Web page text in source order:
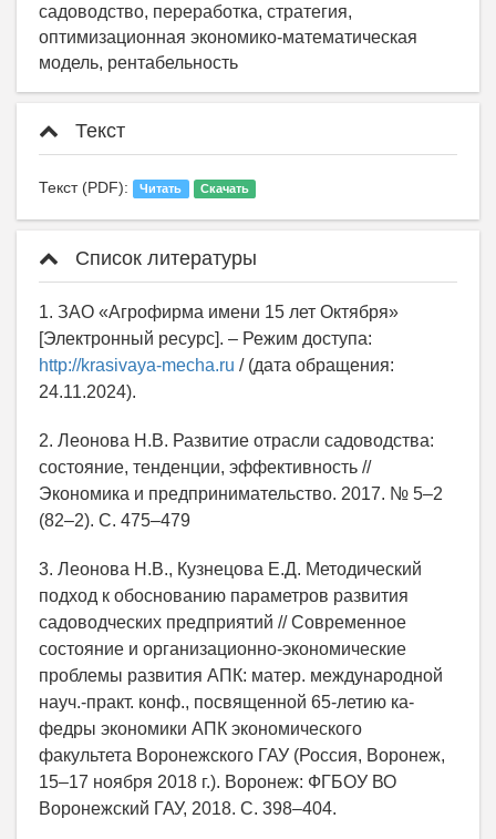
садоводство, переработка, стратегия,
оптимизационная экономико-математическая
модель, рентабельность
Текст
Текст (PDF): Читать Скачать
Список литературы
1. ЗАО «Агрофирма имени 15 лет Октября»
[Электронный ресурс]. – Режим доступа:
http://krasivaya-mecha.ru / (дата обращения:
24.11.2024).
2. Леонова Н.В. Развитие отрасли садоводства:
состояние, тенденции, эффективность //
Экономика и предпринимательство. 2017. № 5–2
(82–2). С. 475–479
3. Леонова Н.В., Кузнецова Е.Д. Методический
подход к обоснованию параметров развития
садоводческих предприятий // Современное
состояние и организационно-экономические
проблемы развития АПК: матер. международной
науч.-практ. конф., посвященной 65-летию ка-
федры экономики АПК экономического
факультета Воронежского ГАУ (Россия, Воронеж,
15–17 ноября 2018 г.). Воронеж: ФГБОУ ВО
Воронежский ГАУ, 2018. С. 398–404.